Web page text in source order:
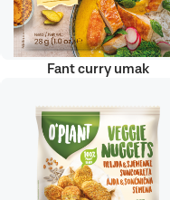
Fant curry umak